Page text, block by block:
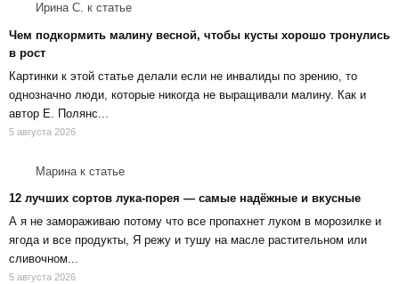
Ирина С. к статье
Чем подкормить малину весной, чтобы кусты хорошо тронулись
в рост
Картинки к этой статье делали если не инвалиды по зрению, то
однозначно люди, которые никогда не выращивали малину. Как и
автор Е. Полянс...
5 августа 2026
Марина к статье
12 лучших сортов лука-порея — самые надёжные и вкусные
А я не замораживаю потому что все пропахнет луком в морозилке и
ягода и все продукты, Я режу и тушу на масле растительном или
сливочном...
5 августа 2026